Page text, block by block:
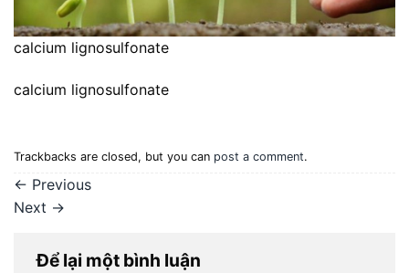
calcium lignosulfonate
calcium lignosulfonate
Trackbacks are closed, but you can post a comment.
← Previous
Next →
Để lại một bình luận